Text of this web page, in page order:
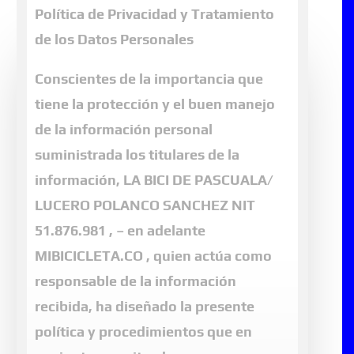
probarse las prendas antes de retirar
las etiquetas.
Empacar de manera cuidadosa para
evitar el daño de la prenda y la
etiqueta en el trayecto.
POLÍTICAS POR CAMBIO DE TALLA
Si la talla solicitada no se ajusta a su
medida, tiene un máximo dediez (10)
días hábilesdespués de recibido para
realizar el cambio.
Colombia S.A.S.). por MIBICICLETA.CO
garantiza al Cliente o comprador que
sus datos bancarios ingresados a
través del Portal de pagos no serán
recolectados por personas o entes no
autorizados.
El Cliente o comprador garantiza
veracidad en los datos entregado al
Portal de pagos
(wwwpayulatam.com).
MIBICICLETA.CO no será responsable
si los datos bancarios del Cliente o
comprador, o de otra persona que
Política de Privacidad y Tratamiento
de los Datos Personales
Conscientes de la importancia que
tiene la protección y el buen manejo
de la información personal
suministrada los titulares de la
información, LA BICI DE PASCUALA/
LUCERO POLANCO SANCHEZ NIT
51.876.981 , – en adelante
MIBICICLETA.CO , quien actúa como
responsable de la información
recibida, ha diseñado la presente
política y procedimientos que en